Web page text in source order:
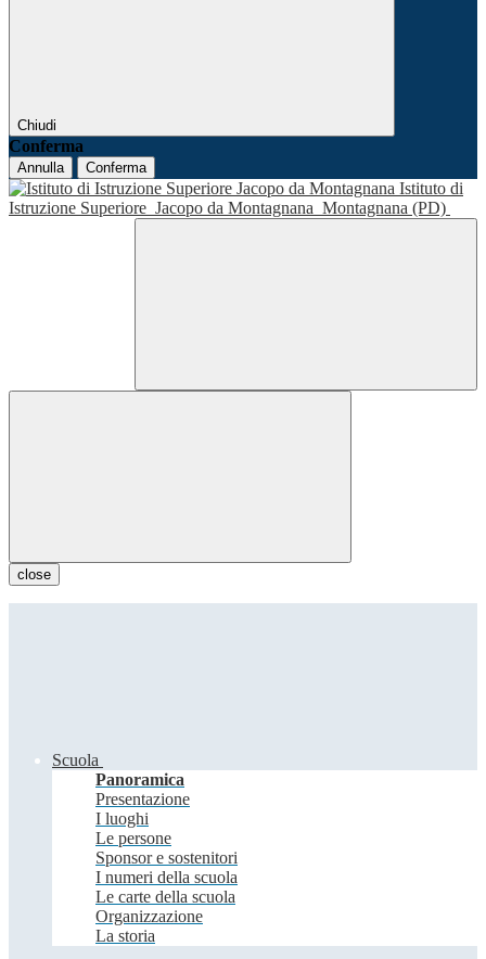
Chiudi
Conferma
Annulla Conferma
Istituto di
Istruzione Superiore Jacopo da Montagnana Montagnana (PD)
close
Scuola
Panoramica
Presentazione
I luoghi
Le persone
Sponsor e sostenitori
I numeri della scuola
Le carte della scuola
Organizzazione
La storia